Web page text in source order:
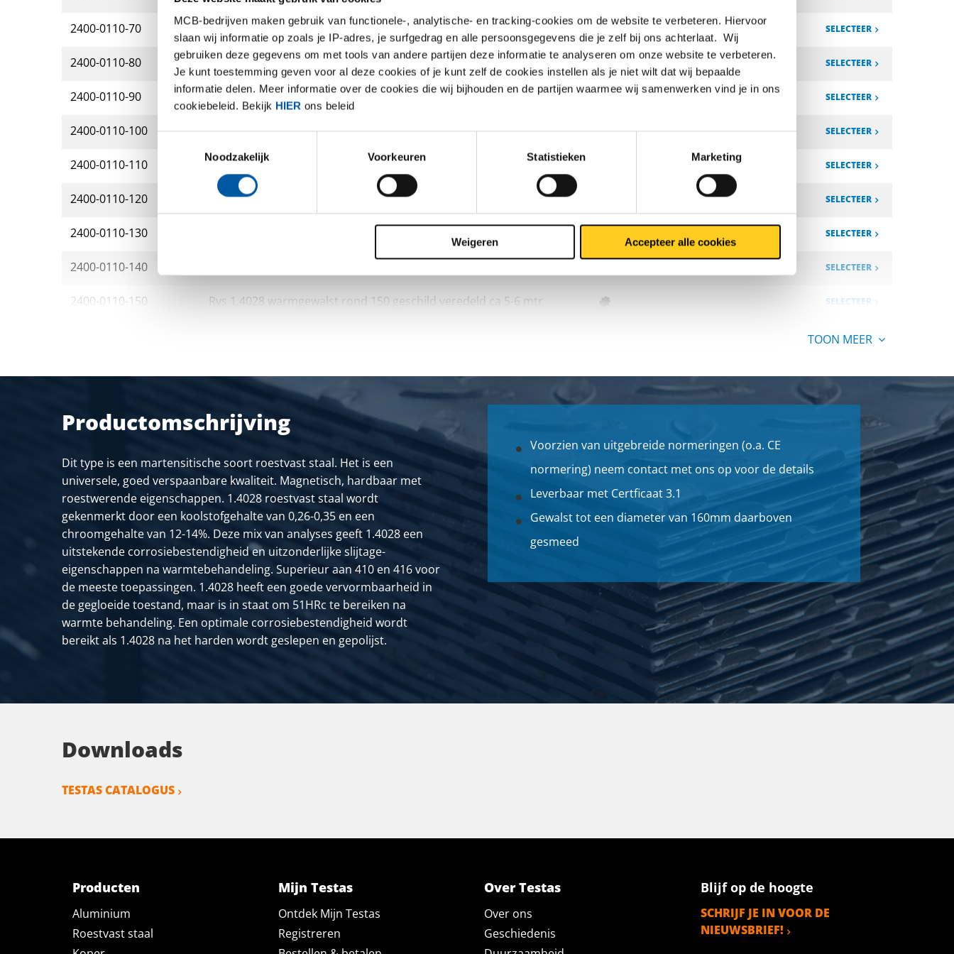
MCB-bedrijven maken gebruik van functionele-, analytische- en tracking-cookies om de website te verbeteren. Hiervoor
slaan wij informatie op zoals je IP-adres, je surfgedrag en alle persoonsgegevens die je zelf bij ons achterlaat. Wij
gebruiken deze gegevens om met tools van andere partijen deze informatie te analyseren om onze website te verbeteren.
Je kunt toestemming geven voor al deze cookies of je kunt zelf de cookies instellen als je niet wilt dat wij bepaalde
informatie delen. Meer informatie over de cookies die wij bijhouden en de partijen waarmee wij samenwerken vind je in ons
cookiebeleid. Bekijk HIER ons beleid
Noodzakelijk
Voorkeuren Statistieken Marketing
Weigeren Accepteer alle cookies
2400-0110-70 Rvs 1.4028 warmgewalst rond 70 geschild veredeld ca 6 mtr SELECTEER
2400-0110-80 Rvs 1.4028 warmgewalst rond 80 geschild veredeld ca 6 mtr SELECTEER
2400-0110-90 Rvs 1.4028 warmgewalst rond 90 geschild veredeld ca 6 mtr SELECTEER
2400-0110-100 Rvs 1.4028 warmgewalst rond 100 geschild veredeld ca 6 mtr SELECTEER
2400-0110-110 Rvs 1.4028 warmgewalst rond 110 geschild veredeld ca 5-6 mtr SELECTEER
2400-0110-120 Rvs 1.4028 warmgewalst rond 120 geschild veredeld ca 5-6 mtr SELECTEER
2400-0110-130 SELECTEER
2400-0110-140 SELECTEER
2400-0110-150 Rvs 1.4028 warmgewalst rond 150 geschild veredeld ca 5-6 mtr SELECTEER
SELECTEER
Rvs 1.4028 warmgewalst rond 180 geschild veredeld ca 4-6 mtr SELECTEER
Rvs 1.4028 warmgewalst rond 190 geschild veredeld ca 4-6 mtr
2400-0110-200 Rvs 1.4028 warmgewalst rond 200 geschild veredeld ca 4-6 mtr SELECTEER
2400-0110-210 Rvs 1.4028 warmgewalst rond 210 geschild veredeld ca 3-6 mtr SELECTEER
TOON MEER
Productomschrijving
Dit type is een martensitische soort roestvast staal. Het is een
universele, goed verspaanbare kwaliteit. Magnetisch, hardbaar met
roestwerende eigenschappen. 1.4028 roestvast staal wordt
gekenmerkt door een koolstofgehalte van 0,26-0,35 en een
chroomgehalte van 12-14%. Deze mix van analyses geeft 1.4028 een
uitstekende corrosiebestendigheid en uitzonderlijke slijtage-
eigenschappen na warmtebehandeling. Superieur aan 410 en 416 voor
de meeste toepassingen. 1.4028 heeft een goede vervormbaarheid in
de gegloeide toestand, maar is in staat om 51HRc te bereiken na
warmte behandeling. Een optimale corrosiebestendigheid wordt
bereikt als 1.4028 na het harden wordt geslepen en gepolijst.
Voorzien van uitgebreide normeringen (o.a. CE
normering) neem contact met ons op voor de details
Leverbaar met Certficaat 3.1
Gewalst tot een diameter van 160mm daarboven
gesmeed
Downloads
TESTAS CATALOGUS
Producten
Aluminium
Roestvast staal
Mijn Testas
Ontdek Mijn Testas
Registreren
Over Testas
Over ons
Geschiedenis
Blijf op de hoogte
SCHRIJF JE IN VOOR DE
NIEUWSBRIEF!